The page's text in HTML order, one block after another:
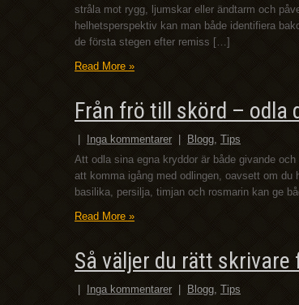
stråla mot rygg, ljumskar eller ändtarm och
helhetsperspektiv kan man både identifiera
de första stegen efter remiss […]
Read More »
Från frö till skörd – odla
Inga kommentarer Blogg, Tips
Att odla sina egna kryddor är både givande
att komma igång med odlingen, oavsett om du
basilika, persilja, timjan och rosmarin kan ge
Read More »
Så väljer du rätt
Inga kommentarer Blogg, Tips